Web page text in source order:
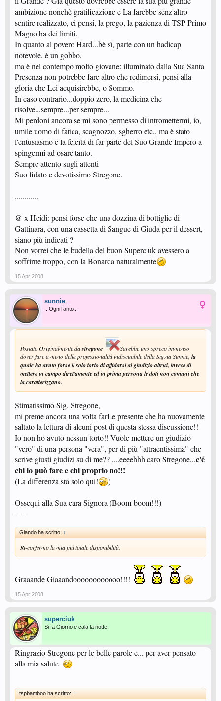
ambizione nonchè gratificazione e La farebbe senz'altro
sentire realizzato, ci pensi, la prego, la pazienza di TSP Primo
Magno ha dei limiti.
In quanto al povero Hard...bè sì, parte con un hadicap
notevole, è un gobbo,
ma è nel contempo molto giovane: illuminato dalla Sua Santa
Presenza non potrebbe fare altro che redimersi, pensi alla
gloria che Lei acquisirebbe, o Sommo.
In caso contrario...doppio zero, la medicina che
risolve...sempre...per sempre...
Mi perdoni ancora se mi sono permesso di intromettermi, io,
umile uomo di fatica, scagnozzo, sgherro etc., ma è stato
l'entusiasmo e la felcità di far parte del Suo Grande Impero a
spingermi ad osare tanto.
Sempre attento sugli attenti
Suo fidato e devotissimo Stregone.
............
@ x Heidi: pensi forse che una dozzina di bottiglie di
Gattinara, con una cassetta di Sangue di Giuda per il dessert,
siano più indicati ?
Non vorrei che le budella del buon Superciuk avessero a
soffrirne troppo, con la Bonarda naturalmente
15 Apr 2008
sunnie
...OgniTanto...
Postato Originalmente dastregone
Sarebbe uno spreco immenso
dover fare a meno della professionalità indiscutibile della Sig.na Sunnie, la
quale ha avuto forse il solo torto di affidarsi al giudizio altrui, invece di
mettere in campo direttamente ed in prima persona le doti non comuni che
la caratterizzano.
Stimatissimo Sig. Stregone,
mi preme ancora una volta farLe presente che ha nuovamente
saltato la lettura di alcuni post di questa stessa discussione!!
Io non ho avuto nessun torto!! Vuole mettere un giudizio
"vero" di una persona "vera", per di più "attraentissima" che
scrive giusti giudizi su di me?? ....eeeehhh caro Stregone...c'é
chi lo può fare e chi proprio no!!!
(La differenza sta solo qui! )
Ossequi alla Sua cara Signora (Boom-boom!!!)
- - -
Giando ha scritto: ↑
Ri-corfermo la mia più totale disponibilità.
Graaande Giaaandoooooooooooo!!!!
15 Apr 2008
superciuk
Si fa Giorno e cala la notte.
Ringrazio Stregone per le belle parole e... per aver pensato
alla mia salute.
tspbamboo ha scritto: ↑